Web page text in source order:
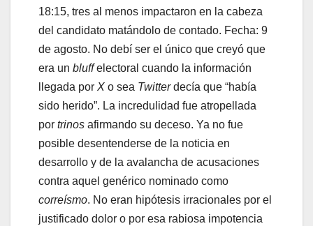
18:15, tres al menos impactaron en la cabeza
del candidato matándolo de contado. Fecha: 9
de agosto. No debí ser el único que creyó que
era un bluffelectoral cuando la información
llegada por X o sea Twitterdecía que “había
sido herido”. La incredulidad fue atropellada
por trinos afirmando su deceso. Ya no fue
posible desentenderse de la noticia en
desarrollo y de la avalancha de acusaciones
contra aquel genérico nominado como
correísmo. No eran hipótesis irracionales por el
justificado dolor o por esa rabiosa impotencia